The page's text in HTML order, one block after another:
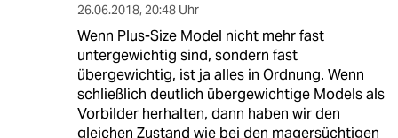
26.06.2018, 20:48 Uhr
Wenn Plus-Size Model nicht mehr fast
untergewichtig sind, sondern fast
übergewichtig, ist ja alles in Ordnung. Wenn
schließlich deutlich übergewichtige Models als
Vorbilder herhalten, dann haben wir den
gleichen Zustand wie bei den magersüchtigen